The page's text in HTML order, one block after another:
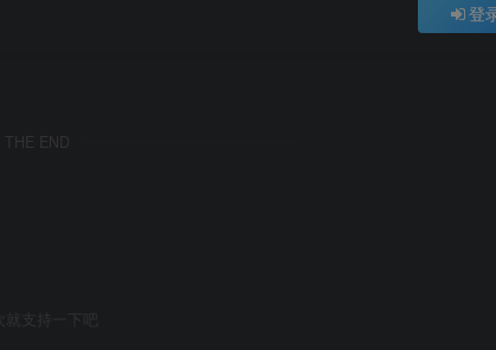
登
THE END
就支持一下吧